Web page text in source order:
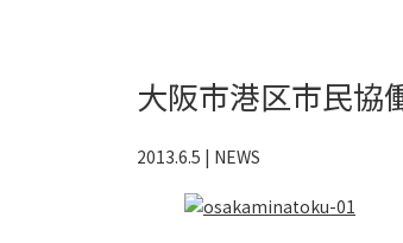
大阪市港区市民協
2013.6.5 | NEWS